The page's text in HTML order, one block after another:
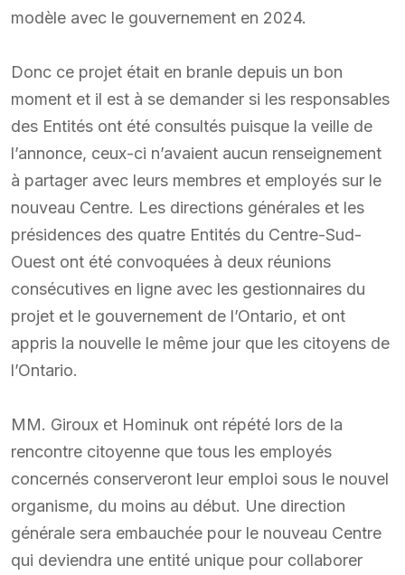
modèle avec le gouvernement en 2024.
Donc ce projet était en branle depuis un bon
moment et il est à se demander si les responsables
des Entités ont été consultés puisque la veille de
l’annonce, ceux-ci n’avaient aucun renseignement
à partager avec leurs membres et employés sur le
nouveau Centre. Les directions générales et les
présidences des quatre Entités du Centre-Sud-
Ouest ont été convoquées à deux réunions
consécutives en ligne avec les gestionnaires du
projet et le gouvernement de l’Ontario, et ont
appris la nouvelle le même jour que les citoyens de
l’Ontario.
MM. Giroux et Hominuk ont répété lors de la
rencontre citoyenne que tous les employés
concernés conserveront leur emploi sous le nouvel
organisme, du moins au début. Une direction
générale sera embauchée pour le nouveau Centre
qui deviendra une entité unique pour collaborer